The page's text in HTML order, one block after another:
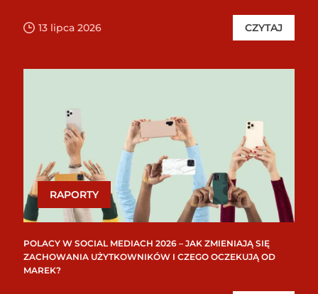
13 lipca 2026 CZYTAJ
RAPORTY
POLACY W SOCIAL MEDIACH 2026 – JAK ZMIENIAJĄ SIĘ
ZACHOWANIA UŻYTKOWNIKÓW I CZEGO OCZEKUJĄ OD
MAREK?